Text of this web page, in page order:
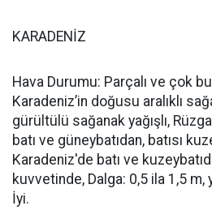
KARADENİZ
Hava Durumu: Parçalı ve çok
Karadeniz’in doğusu aralıklı
gürültülü sağanak yağışlı,
batı ve güneybatıdan, batısı
Karadeniz'de batı ve
kuvvetinde, Dalga: 0,5 ila 1,5 m,
İyi.